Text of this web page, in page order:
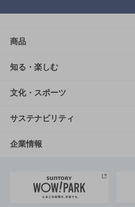
商品
商品TOP
商品一覧
商品発売情報
栄養成分一覧
知る・楽しむ
知る・楽しむTOP
キャンペーン
工場見学
地域情報
文化・スポーツ
文化・スポーツTOP
サントリーホール
サントリーサンバーズ大阪
サステナビリティ
サステナビリティTOP
サントリーが考えるサステナ
企業情報
企業概要